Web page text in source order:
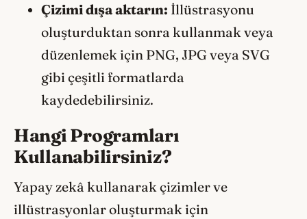
Çizimi dışa aktarın: İllüstrasyonu
oluşturduktan sonra kullanmak veya
düzenlemek için PNG, JPG veya SVG
gibi çeşitli formatlarda
kaydedebilirsiniz.
Hangi Programları
Kullanabilirsiniz?
Yapay zekâ kullanarak çizimler ve
illüstrasyonlar oluşturmak için